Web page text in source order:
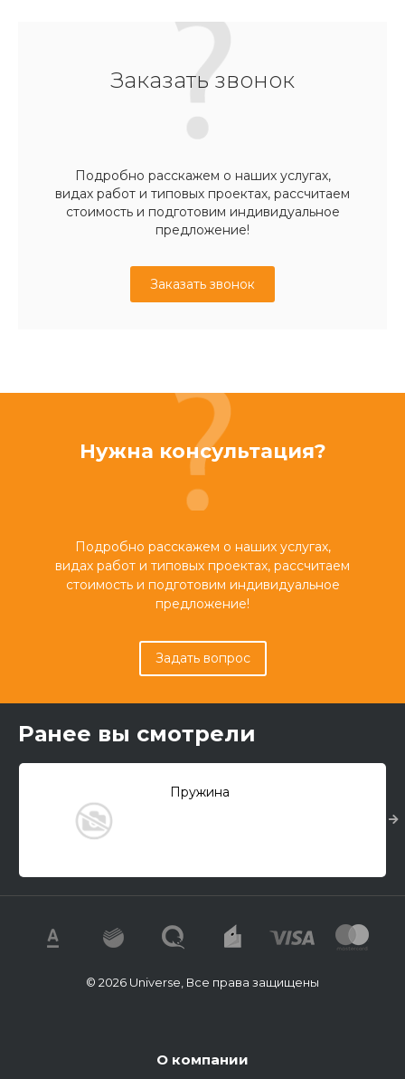
Заказать звонок
Подробно расскажем о наших услугах,
видах работ и типовых проектах, рассчитаем
стоимость и подготовим индивидуальное
предложение!
Заказать звонок
Нужна консультация?
Подробно расскажем о наших услугах,
видах работ и типовых проектах, рассчитаем
стоимость и подготовим индивидуальное
предложение!
Задать вопрос
Ранее вы смотрели
Пружина
© 2026 Universe, Все права защищены
О компании